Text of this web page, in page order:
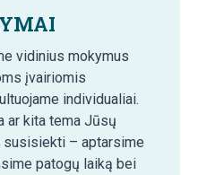
vidinius mokymus
įvairiomis
individualiai.
ar kita tema Jūsų
susisiekti – aptarsime
patogų laiką bei